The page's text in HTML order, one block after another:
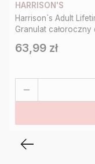
HARRISON'S
Harrison`s Adult
Granulat
Cena
63,99 zł